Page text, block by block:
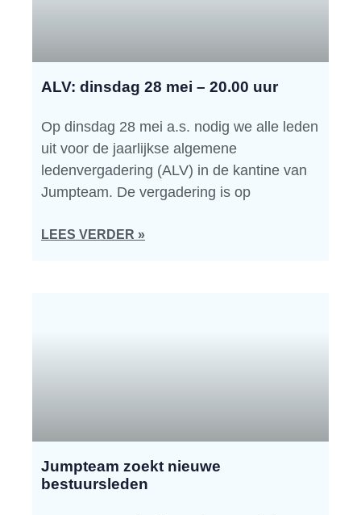
ALV: dinsdag 28 mei – 20.00 uur
Op dinsdag 28 mei a.s. nodig we alle leden
uit voor de jaarlijkse algemene
ledenvergadering (ALV) in de kantine van
Jumpteam. De vergadering is op
LEES VERDER »
Jumpteam zoekt nieuwe
bestuursleden